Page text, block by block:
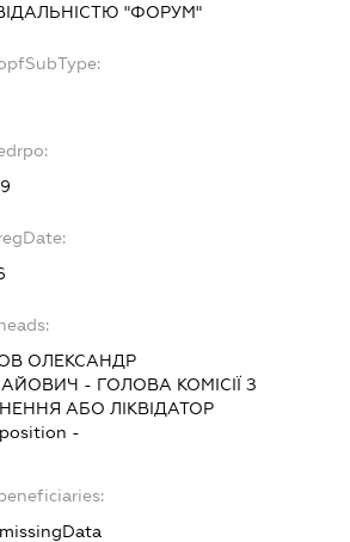
"ФОРУМ"
ОЛЕКСАНДР
- ГОЛОВА КОМІСІЇ З
АБО ЛІКВІДАТОР
-